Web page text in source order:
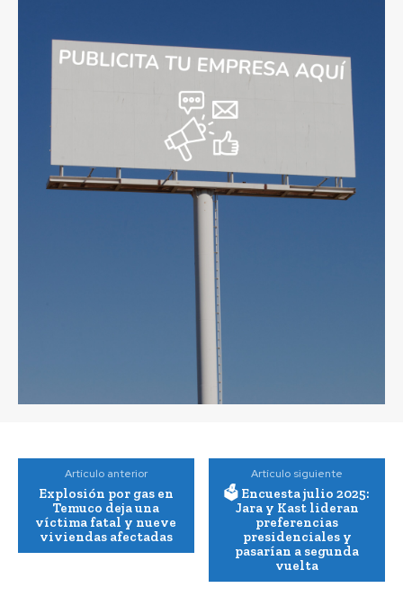
Artículo anterior
Explosión por gas en
Temuco deja una
víctima fatal y nueve
viviendas afectadas
Artículo siguiente
🗳️ Encuesta julio 2025:
Jara y Kast lideran
preferencias
presidenciales y
pasarían a segunda
vuelta